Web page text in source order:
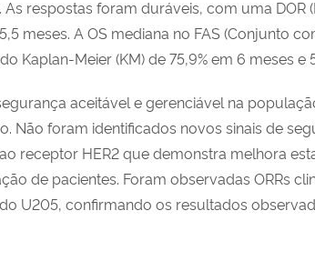
respostas foram duráveis, com uma DOR
meses. A OS mediana no FAS (Conjunto
Meier (KM) de 75,9% em 6 meses e
aceitável e gerenciável na
Não foram identificados novos sinais de
receptor HER2 que demonstra melhora
de pacientes. Foram observadas ORRs
U205, confirmando os resultados